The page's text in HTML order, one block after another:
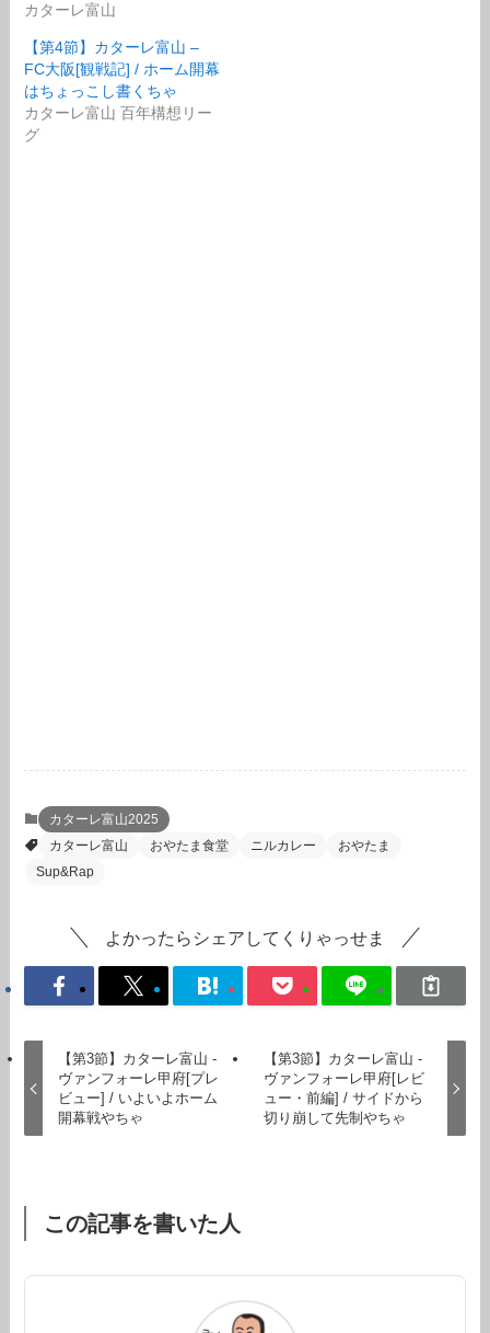
カターレ富山
【第4節】カターレ富山 –
FC大阪[観戦記] / ホーム開幕
はちょっこし書くちゃ
カターレ富山 百年構想リー
グ
カターレ富山2025
カターレ富山
おやたま食堂 ニルカレー
おやたま
Sup&Rap
よかったらシェアしてくりゃっせま
【第3節】カターレ富山 -
ヴァンフォーレ甲府[プレ
ビュー] / いよいよホーム
開幕戦やちゃ
【第3節】カターレ富山 -
ヴァンフォーレ甲府[レビ
ュー・前編] / サイドから
切り崩して先制やちゃ
この記事を書いた人